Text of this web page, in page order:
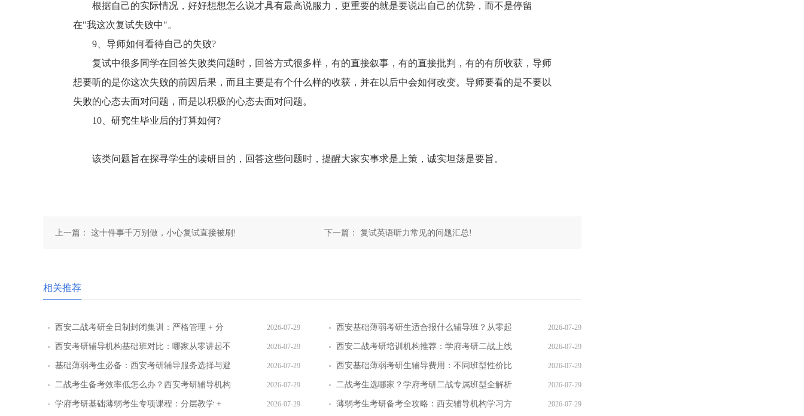
根据自己的实际情况，好好想想怎么说才具有最高说服力，更重要的就是要说出自己的优势，而不是停留
在"我这次复试失败中"。
9、导师如何看待自己的失败?
复试中很多同学在回答失败类问题时，回答方式很多样，有的直接叙事，有的直接批判，有的有所收获，导师
想要听的是你这次失败的前因后果，而且主要是有个什么样的收获，并在以后中会如何改变。导师要看的是不要以
失败的心态去面对问题，而是以积极的心态去面对问题。
10、研究生毕业后的打算如何?
该类问题旨在探寻学生的读研目的，回答这些问题时，提醒大家实事求是上策，诚实坦荡是要旨。
上一篇： 这十件事千万别做，小心复试直接被刷! 下一篇： 复试英语听力常见的问题汇总!
相关推荐
西安二战考研全日制封闭集训：严格管理 + 分
层教学效果实测
2026-07-29 西安基础薄弱考研生适合报什么辅导班？从零起
步班型推荐
2026-07-29
西安考研辅导机构基础班对比：哪家从零讲起不
跳步骤
2026-07-29 西安二战考研培训机构推荐：学府考研二战上线
率提升路径
2026-07-29
基础薄弱考生必备：西安考研辅导服务选择与避
坑指南
2026-07-29 西安基础薄弱考研生辅导费用：不同班型性价比
对比
2026-07-29
二战考生备考效率低怎么办？西安考研辅导机构
提效方案盘点
2026-07-29 二战考生选哪家？学府考研二战专属班型全解析
与上岸数据
2026-07-29
学府考研基础薄弱考生专项课程：分层教学 + 2026-07-29 薄弱考生考研备考全攻略：西安辅导机构学习方 2026-07-29